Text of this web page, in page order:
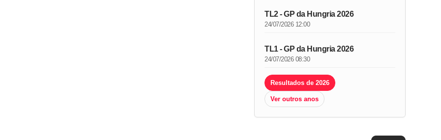
TL2 - GP da Hungria 2026
24/07/2026 12:00
TL1 - GP da Hungria 2026
24/07/2026 08:30
Resultados de 2026
Ver outros anos